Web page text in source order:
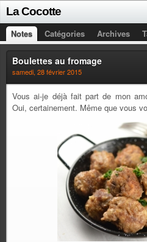
La Cocotte
Notes Catégories Archives
Boulettes au fromage
samedi, 28 février 2015
Vous ai-je déjà fait part de mon
Oui, certainement. Même que vous